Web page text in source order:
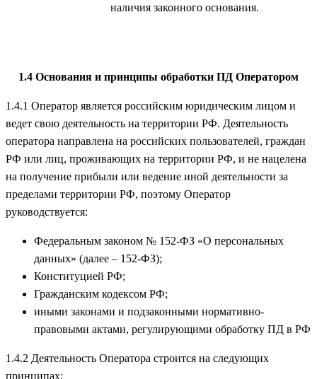
наличия законного основания.
1.4 Основания и принципы обработки ПД Оператором
1.4.1 Оператор является российским юридическим лицом и
ведет свою деятельность на территории РФ. Деятельность
оператора направлена на российских пользователей, граждан
РФ или лиц, проживающих на территории РФ, и не нацелена
на получение прибыли или ведение иной деятельности за
пределами территории РФ, поэтому Оператор
руководствуется:
Федеральным законом № 152-ФЗ «О персональных
данных» (далее – 152-ФЗ);
Конституцией РФ;
Гражданским кодексом РФ;
иными законами и подзаконными нормативно-
правовыми актами, регулирующими обработку ПД в РФ
1.4.2 Деятельность Оператора строится на следующих
принципах: